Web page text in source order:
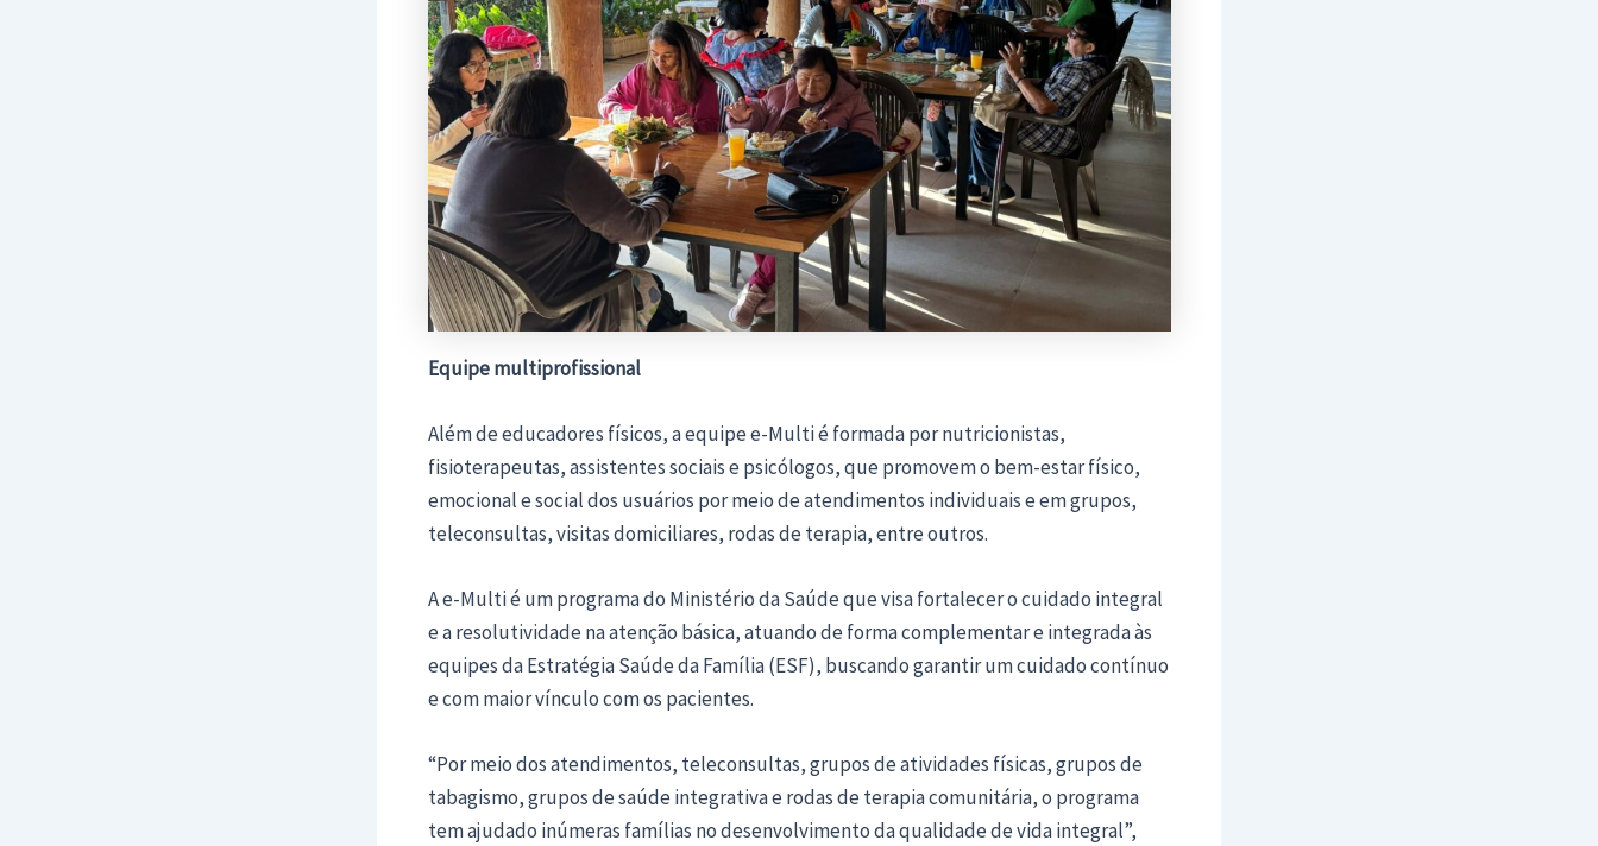
Equipe multiprofissional
Além de educadores físicos, a equipe e-Multi é formada por nutricionistas,
fisioterapeutas, assistentes sociais e psicólogos, que promovem o bem-estar físico,
emocional e social dos usuários por meio de atendimentos individuais e em grupos,
teleconsultas, visitas domiciliares, rodas de terapia, entre outros.
A e-Multi é um programa do Ministério da Saúde que visa fortalecer o cuidado integral
e a resolutividade na atenção básica, atuando de forma complementar e integrada às
equipes da Estratégia Saúde da Família (ESF), buscando garantir um cuidado contínuo
e com maior vínculo com os pacientes.
“Por meio dos atendimentos, teleconsultas, grupos de atividades físicas, grupos de
tabagismo, grupos de saúde integrativa e rodas de terapia comunitária, o programa
tem ajudado inúmeras famílias no desenvolvimento da qualidade de vida integral”,